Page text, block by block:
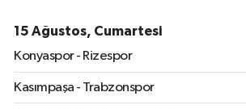
15 Ağustos, Cumartesi
Konyaspor - Rizespor
Kasımpaşa - Trabzonspor